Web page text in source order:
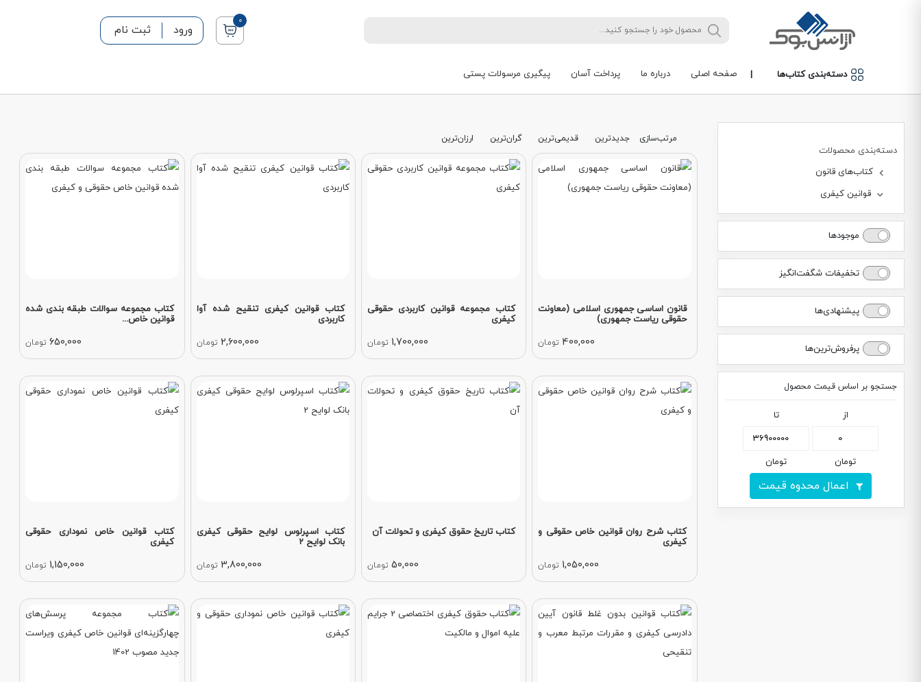
0
ورود ثبت نام
دسته‌بندی کتاب‌ها | صفحه اصلی درباره ما پرداخت آسان پیگیری مرسولات پستی
دسته‌بندی محصولات
کتاب‌های قانون
قوانین کیفری
موجودها
تخفیفات شگفت‌انگیز
پیشنهادی‌ها
پرفروش‌ترین‌ها
جستجو بر اساس قیمت محصول
از
تومان
تا
تومان
اعمال محدوه قیمت
مرتب‌سازی جدیدترین قدیمی‌ترین گران‌ترین ارزان‌ترین
قانون اساسی جمهوری اسلامی (معاونت
حقوقی ریاست جمهوری)
400,000 تومان
کتاب مجموعه قوانین کاربردی حقوقی
کیفری
1,700,000 تومان
کتاب قوانین کیفری تنقیح شده آوا
کاربردی
2,600,000 تومان
کتاب مجموعه سوالات طبقه بندی شده
قوانین خاص...
650,000 تومان
کتاب شرح روان قوانین خاص حقوقی و
کیفری
1,050,000 تومان
کتاب تاریخ حقوق کیفری و تحولات آن
50,000 تومان
کتاب اسپرلوس لوایح حقوقی کیفری
بانک لوایح 2
3,800,000 تومان
کتاب قوانین خاص نموداری حقوقی
کیفری
1,150,000 تومان